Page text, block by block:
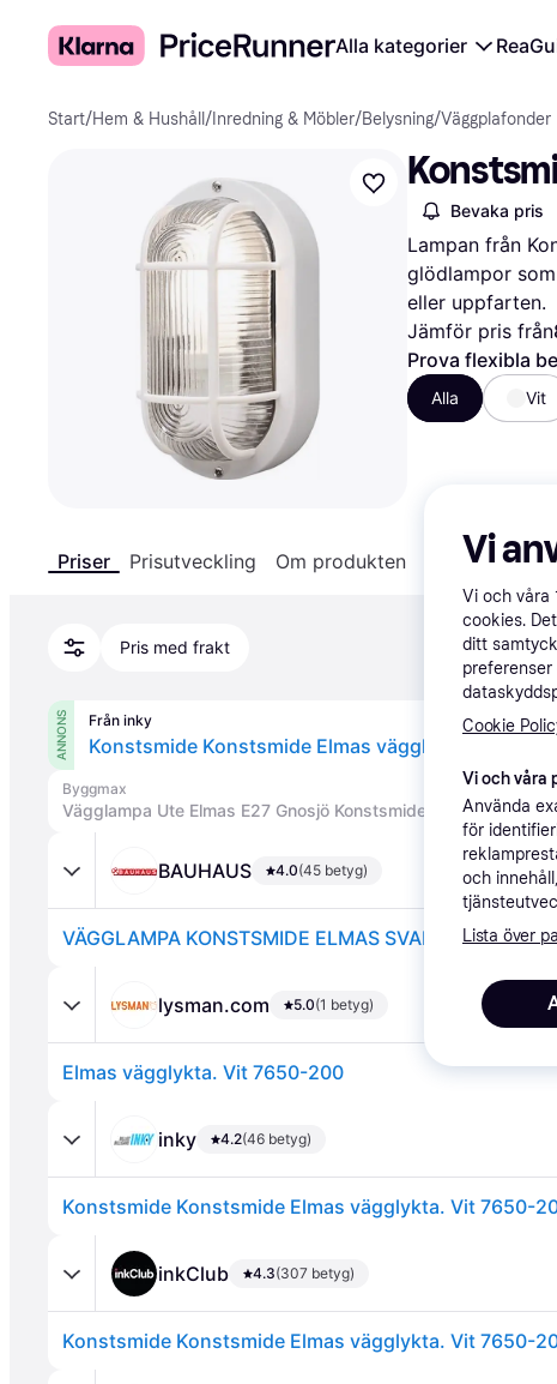
Alla kategorier Rea
Start/Hem & Hushåll / Inredning & Möbler/Belysning/Väggplafonder
Bevaka pris
Lampan från
glödlampor
eller uppfarten.
Jämför pris från
Prova flexibla
Alla Vit
Priser Prisutveckling Om produkten
Pris med frakt
ANNONS Från inky
Byggmax
Vägglampa Ute Elmas E27 Gnosjö Konstsmide
BAUHAUS 4.0(45 betyg)
VÄGGLAMPA KONSTSMIDE ELMAS SVART IP44
lysman.com 5.0(1 betyg)
Elmas vägglykta. Vit 7650-200
inky 4.2(46 betyg)
inkClub 4.3(307 betyg)
Vi
Vi och våra
cookies.
ditt
Cookie
Vi och våra
Använda
för
och
Lista över